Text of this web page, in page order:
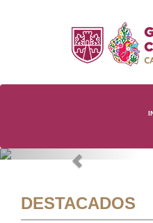
Previous
DESTACADOS